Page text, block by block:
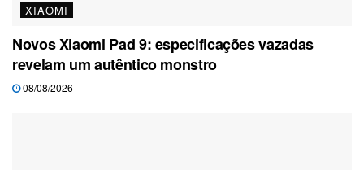
XIAOMI
Novos Xiaomi Pad 9: especificações vazadas
revelam um autêntico monstro
08/08/2026